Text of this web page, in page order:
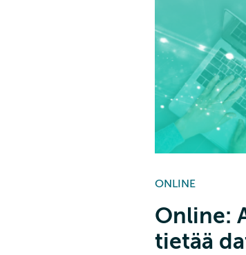
ONLINE
Online:
tietää